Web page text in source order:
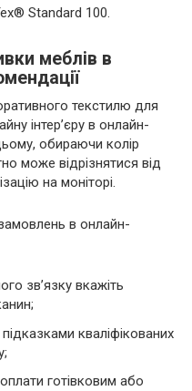
Standard 100.
меблів в
текстилю для
інтер’єру в онлайн-
обираючи колір
може відрізнятися від
на моніторі.
в онлайн-
зв’язку вкажіть
кваліфікованих
готівковим або